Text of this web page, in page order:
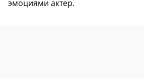
эмоциями актер.